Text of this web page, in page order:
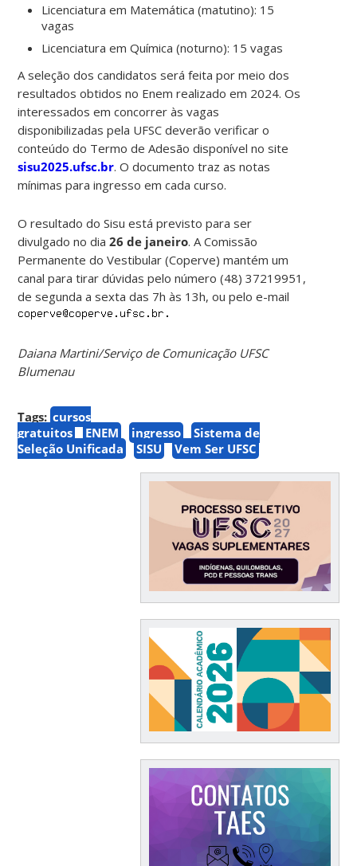
Licenciatura em Matemática (matutino): 15
vagas
Licenciatura em Química (noturno): 15 vagas
A seleção dos candidatos será feita por meio dos
resultados obtidos no Enem realizado em 2024. Os
interessados em concorrer às vagas
disponibilizadas pela UFSC deverão verificar o
conteúdo do Termo de Adesão disponível no site
sisu2025.ufsc.br. O documento traz as notas
mínimas para ingresso em cada curso.
O resultado do Sisu está previsto para ser
divulgado no dia26 de janeiro. A Comissão
Permanente do Vestibular (Coperve) mantém um
canal para tirar dúvidas pelo número (48) 37219951,
de segunda a sexta das 7h às 13h, ou pelo e-mail
Daiana Martini/Serviço de Comunicação UFSC
Blumenau
Tags: cursos
gratuitos
ENEM ingresso
Sistema de
Seleção Unificada
SISU Vem Ser UFSC